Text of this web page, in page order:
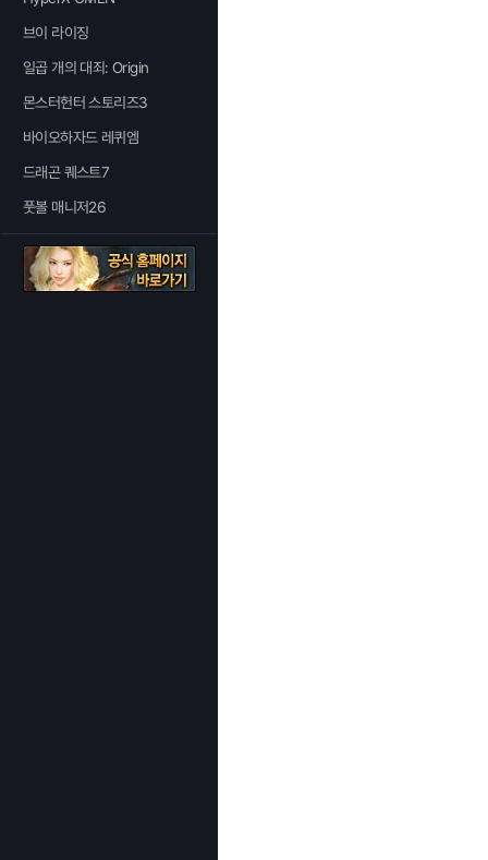
브이 라이징
일곱 개의 대죄: Origin
몬스터헌터 스토리즈3
바이오하자드 레퀴엠
드래곤 퀘스트7
풋볼 매니저26